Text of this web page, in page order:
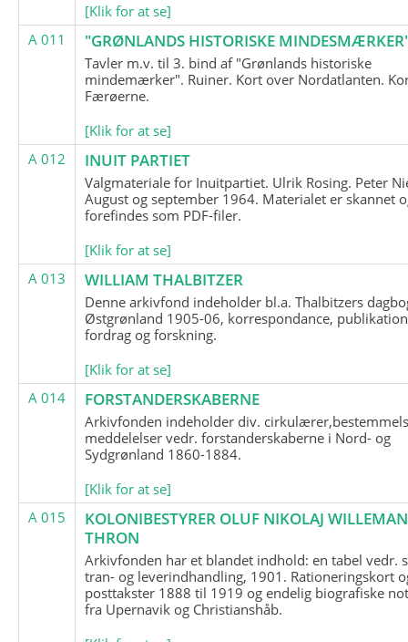
[Klik for at se]
A 011
"GRØNLANDS HISTORISKE
Tavler m.v. til 3. bind af "Grønlands historiske
mindemærker". Ruiner. Kort over Nordatlanten.
Færøerne.
[Klik for at se]
A 012
INUIT PARTIET
Valgmateriale for Inuitpartiet. Ulrik Rosing. Peter
August og september 1964. Materialet er skannet
forefindes som PDF-filer.
[Klik for at se]
A 013
WILLIAM THALBITZER
Denne arkivfond indeholder bl.a. Thalbitzers
Østgrønland 1905-06, korrespondance,
fordrag og forskning.
[Klik for at se]
A 014
FORSTANDERSKABERNE
Arkivfonden indeholder div.
meddelelser vedr. forstanderskaberne i Nord- og
Sydgrønland 1860-1884.
[Klik for at se]
A 015
KOLONIBESTYRER OLUF NIKOLAJ
THRON
Arkivfonden har et blandet indhold: en tabel vedr.
tran- og leverindhandling, 1901. Rationeringskort
posttakster 1888 til 1919 og endelig biografiske
fra Upernavik og Christianshåb.